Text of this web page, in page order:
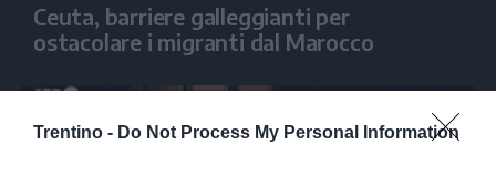
Trentino - Do Not Process My Personal Information
Ceuta, barriere galleggianti per
ostacolare i migranti dal Marocco